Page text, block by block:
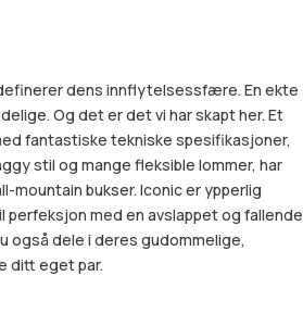
dens innflytelsessfære. En ekte
Og det er det vi har skapt her. Et
fantastiske tekniske spesifikasjoner,
stil og mange fleksible lommer, har
mountain bukser. Iconic er ypperlig
med en avslappet og fallende
også dele i deres gudommelige,
ditt eget par.